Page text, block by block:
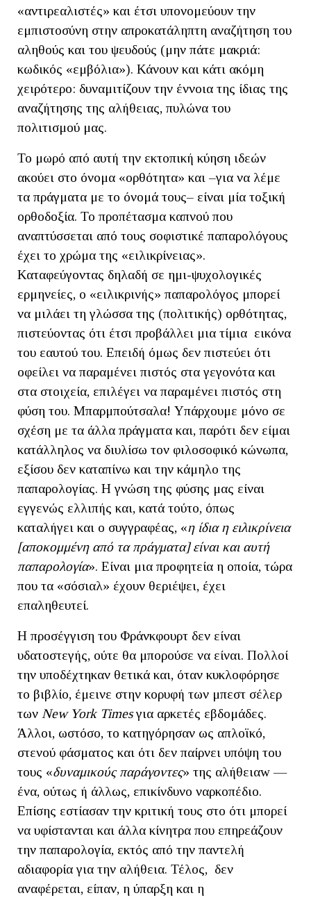
«αντιρεαλιστές» και έτσι υπονομεύουν την
εμπιστοσύνη στην απροκατάληπτη αναζήτηση του
αληθούς και του ψευδούς (μην πάτε μακριά:
κωδικός «εμβόλια»). Κάνουν και κάτι ακόμη
χειρότερο: δυναμιτίζουν την έννοια της ίδιας της
αναζήτησης της αλήθειας, πυλώνα του
πολιτισμού μας.
Το μωρό από αυτή την εκτοπική κύηση ιδεών
ακούει στο όνομα «ορθότητα» και –για να λέμε
τα πράγματα με το όνομά τους– είναι μία τοξική
ορθοδοξία. Το προπέτασμα καπνού που
αναπτύσσεται από τους σοφιστικέ παπαρολόγους
έχει το χρώμα της «ειλικρίνειας».
Καταφεύγοντας δηλαδή σε ημι-ψυχολογικές
ερμηνείες, ο «ειλικρινής» παπαρολόγος μπορεί
να μιλάει τη γλώσσα της (πολιτικής) ορθότητας,
πιστεύοντας ότι έτσι προβάλλει μια τίμια εικόνα
του εαυτού του. Επειδή όμως δεν πιστεύει ότι
οφείλει να παραμένει πιστός στα γεγονότα και
στα στοιχεία, επιλέγει να παραμένει πιστός στη
φύση του. Μπαρμπούτσαλα! Υπάρχουμε μόνο σε
σχέση με τα άλλα πράγματα και, παρότι δεν είμαι
κατάλληλος να διυλίσω τον φιλοσοφικό κώνωπα,
εξίσου δεν καταπίνω και την κάμηλο της
παπαρολογίας. Η γνώση της φύσης μας είναι
εγγενώς ελλιπής και, κατά τούτο, όπως
καταλήγει και ο συγγραφέας, «η ίδια η ειλικρίνεια
[αποκομμένη από τα πράγματα] είναι και αυτή
παπαρολογία». Είναι μια προφητεία η οποία, τώρα
που τα «σόσιαλ» έχουν θεριέψει, έχει
επαληθευτεί.
H προσέγγιση του Φράνκφουρτ δεν είναι
υδατοστεγής, ούτε θα μπορούσε να είναι. Πολλοί
την υποδέχτηκαν θετικά και, όταν κυκλοφόρησε
το βιβλίο, έμεινε στην κορυφή των μπεστ σέλερ
των NewYorkTimesγια αρκετές εβδομάδες.
Άλλοι, ωστόσο, το κατηγόρησαν ως απλοϊκό,
στενού φάσματος και ότι δεν παίρνει υπόψη του
τους «δυναμικούς παράγοντες» της αλήθειαw —
ένα, ούτως ή άλλως, επικίνδυνο ναρκοπέδιο.
Επίσης εστίασαν την κριτική τους στο ότι μπορεί
να υφίστανται και άλλα κίνητρα που επηρεάζουν
την παπαρολογία, εκτός από την παντελή
αδιαφορία για την αλήθεια. Τέλος, δεν
αναφέρεται, είπαν, η ύπαρξη και η